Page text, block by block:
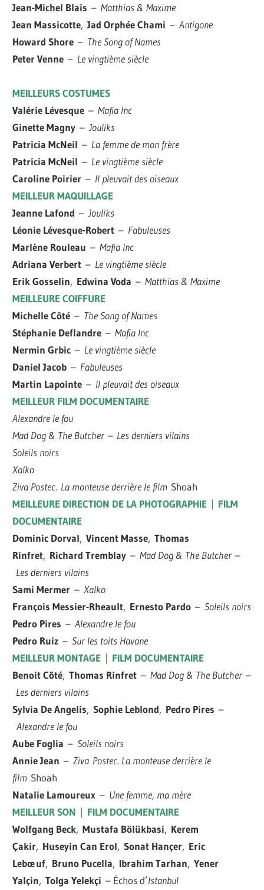
Jean-Michel Blais–Matthias & Maxime
Jean Massicotte, Jad Orphée Chami–Antigone
Howard Shore– The Song of Names
Peter Venne– Le vingtième siècle
MEILLEURS COSTUMES
Valérie Lévesque–Mafia Inc
Ginette Magny– Jouliks
Patricia McNeil– La femme de mon frère
Patricia McNeil– Le vingtième siècle
Caroline Poirier– Il pleuvait des oiseaux
MEILLEUR MAQUILLAGE
Jeanne Lafond– Jouliks
Léonie Lévesque-Robert– Fabuleuses
Marlène Rouleau–Mafia Inc
Adriana Verbert– Le vingtième siècle
Erik Gosselin, Edwina Voda –Matthias & Maxime
MEILLEURE COIFFURE
Michelle Côté– The Song of Names
Stéphanie Deflandre–Mafia Inc
Nermin Grbic– Le vingtième siècle
Daniel Jacob– Fabuleuses
Martin Lapointe– Il pleuvait des oiseaux
MEILLEUR FILM DOCUMENTAIRE
Alexandre le fou
Mad Dog & The Butcher– Les derniers vilains
Soleils noirs
Xalko
Ziva Postec. La monteuse derrière le film Shoah
MEILLEURE DIRECTION DE LA PHOTOGRAPHIE | FILM
DOCUMENTAIRE
Dominic Dorval, Vincent Masse, Thomas
Rinfret, Richard Tremblay–Mad Dog & The Butcher–
Les derniers vilains
Sami Mermer–Xalko
François Messier-Rheault, Ernesto Pardo–Soleils noirs
Pedro Pires–Alexandre le fou
Pedro Ruiz–Sur les toits Havane
MEILLEUR MONTAGE | FILM DOCUMENTAIRE
Benoit Côté, Thomas Rinfret –Mad Dog & The Butcher–
Les derniers vilains
Sylvia De Angelis,Sophie Leblond, Pedro Pires–
Alexandre le fou
Aube Foglia–Soleils noirs
Annie Jean –Ziva Postec. La monteuse derrière le
film Shoah
Natalie Lamoureux– Une femme, ma mère
MEILLEUR SON | FILM DOCUMENTAIRE
Wolfgang Beck, Mustafa Bölükbasi, Kerem
Çakir, Huseyin Can Erol, Sonat Hançer, Eric
Lebœuf, Bruno Pucella, Ibrahim Tarhan, Yener
Yalçin, Tolga Yelekçi– Échos d’Istanbul